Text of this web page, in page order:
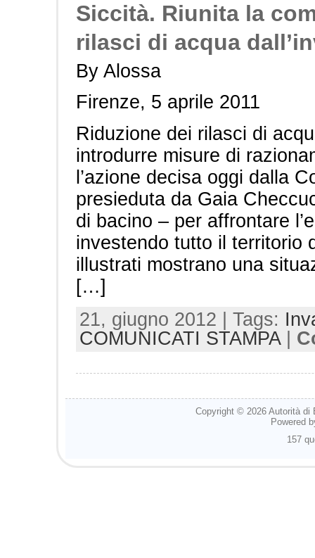
Siccità. Riunita la
rilasci di acqua
By Alossa
Firenze, 5 aprile 2011
Riduzione dei rilasci di
introdurre misure di
l’azione decisa oggi dalla
presieduta da Gaia
di bacino – per affrontare
investendo tutto il territorio
illustrati mostrano una
[…]
21, giugno 2012 | Tags:
COMUNICATI STAMPA|
Copyright © 2026 Autorità di
Powered
157